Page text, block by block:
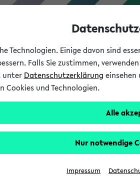
Studium
eKVV
zur Anmeldung am eKVV. Bitte
Technologien. Einige davon sind
Falls Sie zustimmen,
unter Datenschutzerklärung
und Technologien.
Alle
Nur notwendige
Impressum